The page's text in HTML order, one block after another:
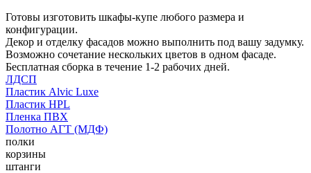
Готовы изготовить шкафы-купе любого размера и
конфигурации.
Декор и отделку фасадов можно выполнить под вашу задумку.
Возможно сочетание нескольких цветов в одном фасаде.
Бесплатная сборка в течение 1-2 рабочих дней.
ЛДСП
Пластик Alvic Luxe
Пластик HPL
Пленка ПВХ
Полотно АГТ (МДФ)
полки
корзины
штанги